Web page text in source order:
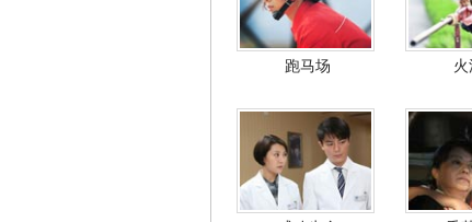
跑马场 火